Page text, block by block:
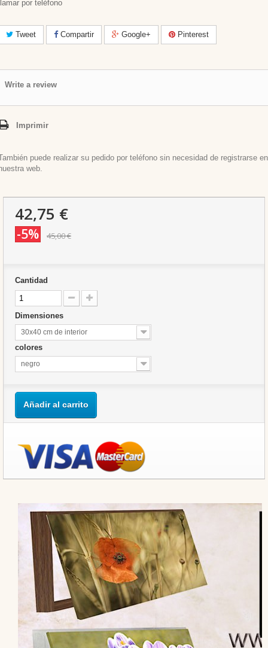
por teléfono
Tweet Compartir Google+ Pinterest
Write a review
Imprimir
puede realizar su pedido por teléfono sin necesidad de registrarse en
web.
42,75 €
-5% 45,00 €
Cantidad
Dimensiones
30x40 cm de interior
colores
negro
Añadir al carrito